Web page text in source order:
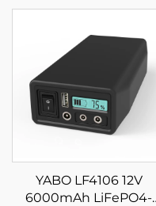
YABO LF4106 12V
6000mAh LiFePO4-